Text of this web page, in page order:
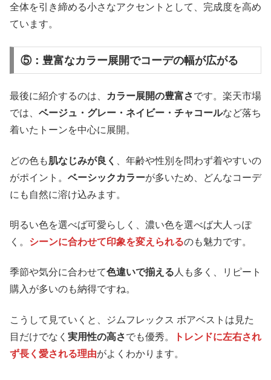
全体を引き締める小さなアクセントとして、完成度を高め
ています。
⑤：豊富なカラー展開でコーデの幅が広がる
最後に紹介するのは、 カラー展開の豊富さです。楽天市場
では、 ベージュ・グレー・ネイビー・チャコールなど落ち
着いたトーンを中心に展開。
どの色も肌なじみが良く
、年齢や性別を問わず着やすいの
がポイント。 ベーシックカラーが多いため、どんなコーデ
にも自然に溶け込みます。
明るい色を選べば可愛らしく、濃い色を選べば大人っぽ
く。 シーンに合わせて印象を変えられるのも魅力です。
季節や気分に合わせて色違いで揃える 人も多く、リピート
購入が多いのも納得ですね。
こうして見ていくと、ジムフレックス ボアベストは見た
目だけでなく 実用性の高さでも優秀。
トレンドに左右され
ず長く愛される理由がよくわかります。